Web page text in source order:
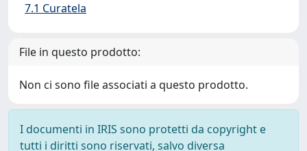
7.1 Curatela
File in questo prodotto:
Non ci sono file associati a questo prodotto.
I documenti in IRIS sono protetti da copyright e
tutti i diritti sono riservati, salvo diversa